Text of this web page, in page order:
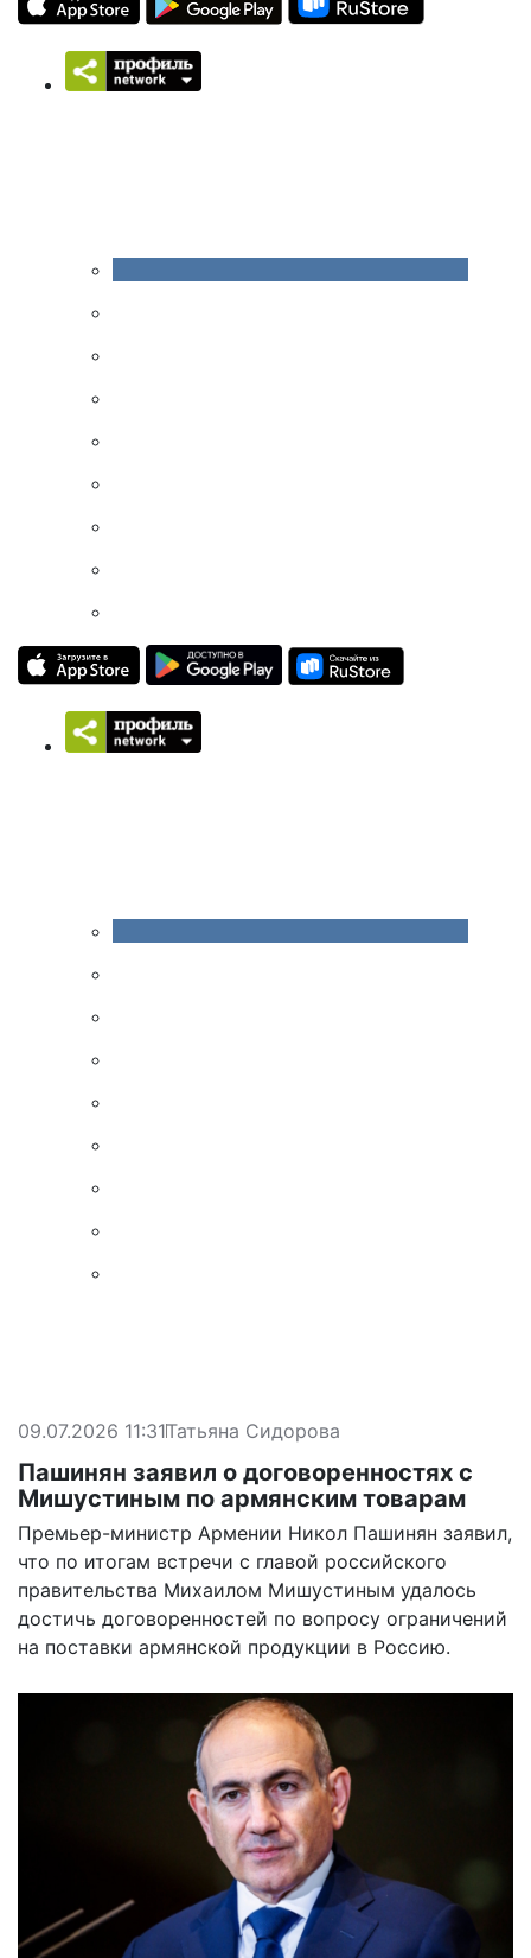
09.07.2026 11:31Татьяна Сидорова
Пашинян заявил о договоренностях с
Мишустиным по армянским товарам
Премьер-министр Армении Никол Пашинян заявил,
что по итогам встречи с главой российского
правительства Михаилом Мишустиным удалось
достичь договоренностей по вопросу ограничений
на поставки армянской продукции в Россию.